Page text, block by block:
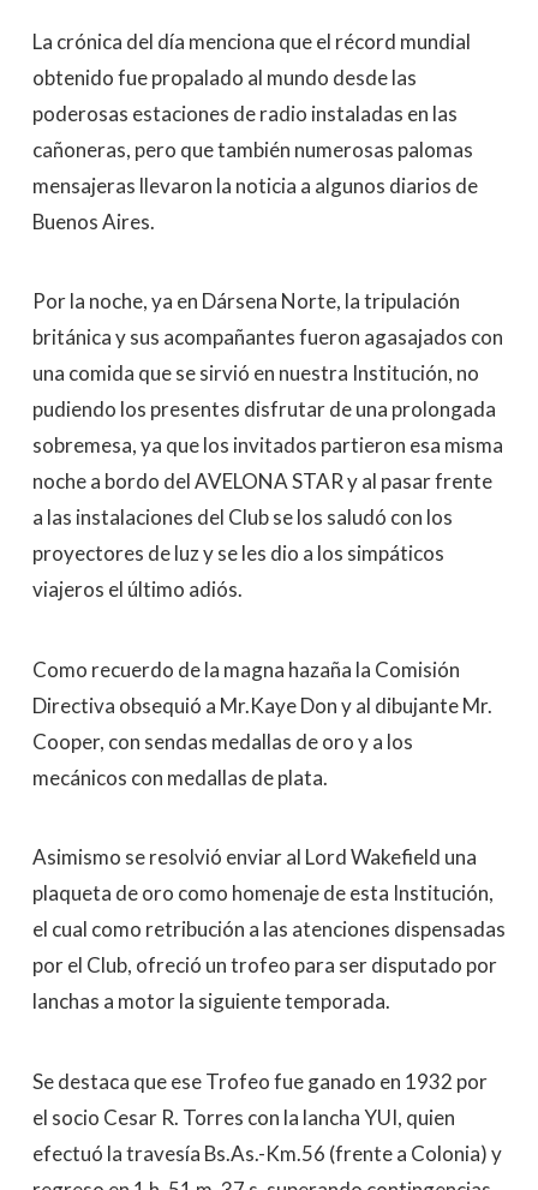
La crónica del día menciona que el récord mundial
obtenido fue propalado al mundo desde las
poderosas estaciones de radio instaladas en las
cañoneras, pero que también numerosas palomas
mensajeras llevaron la noticia a algunos diarios de
Buenos Aires.
Por la noche, ya en Dársena Norte, la tripulación
británica y sus acompañantes fueron agasajados con
una comida que se sirvió en nuestra Institución, no
pudiendo los presentes disfrutar de una prolongada
sobremesa, ya que los invitados partieron esa misma
noche a bordo del AVELONA STAR y al pasar frente
a las instalaciones del Club se los saludó con los
proyectores de luz y se les dio a los simpáticos
viajeros el último adiós.
Como recuerdo de la magna hazaña la Comisión
Directiva obsequió a Mr.Kaye Don y al dibujante Mr.
Cooper, con sendas medallas de oro y a los
mecánicos con medallas de plata.
Asimismo se resolvió enviar al Lord Wakefield una
plaqueta de oro como homenaje de esta Institución,
el cual como retribución a las atenciones dispensadas
por el Club, ofreció un trofeo para ser disputado por
lanchas a motor la siguiente temporada.
Se destaca que ese Trofeo fue ganado en 1932 por
el socio Cesar R. Torres con la lancha YUI, quien
efectuó la travesía Bs.As.-Km.56 (frente a Colonia) y